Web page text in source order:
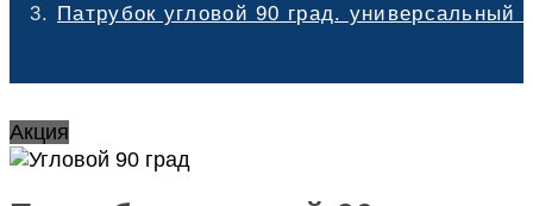
Патрубок угловой 90 град. универсальный
Акция